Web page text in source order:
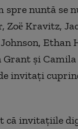
spre nuntă se
Zoë Kravitz,
Ethan
şi
invitaţi
că invitaţiile